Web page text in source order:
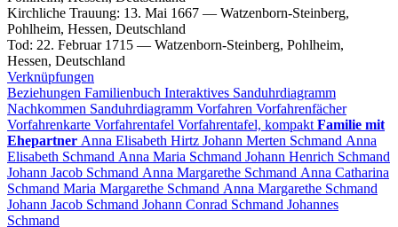
Kirchliche Trauung: 13. Mai 1667 — Watzenborn-Steinberg,
Pohlheim, Hessen, Deutschland
Tod: 22. Februar 1715 — Watzenborn-Steinberg, Pohlheim,
Hessen, Deutschland
Verknüpfungen
Beziehungen Familienbuch Interaktives Sanduhrdiagramm
Nachkommen Sanduhrdiagramm Vorfahren Vorfahrenfächer
Vorfahrenkarte Vorfahrentafel Vorfahrentafel, kompakt Familie mit
Ehepartner Anna Elisabeth Hirtz Johann Merten Schmand Anna
Elisabeth Schmand Anna Maria Schmand Johann Henrich Schmand
Johann Jacob Schmand Anna Margarethe Schmand Anna Catharina
Schmand Maria Margarethe Schmand Anna Margarethe Schmand
Johann Jacob Schmand Johann Conrad Schmand Johannes
Schmand